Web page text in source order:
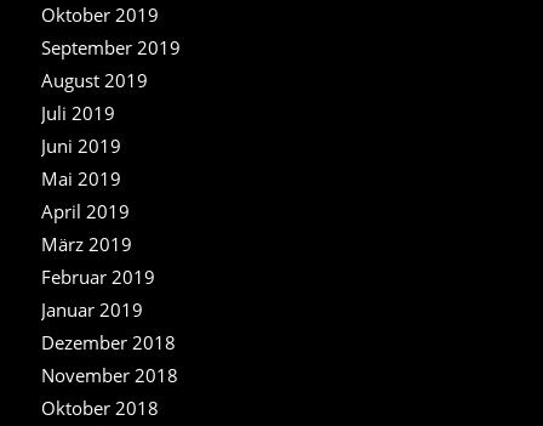
Oktober 2019
September 2019
August 2019
Juli 2019
Juni 2019
Mai 2019
April 2019
März 2019
Februar 2019
Januar 2019
Dezember 2018
November 2018
Oktober 2018